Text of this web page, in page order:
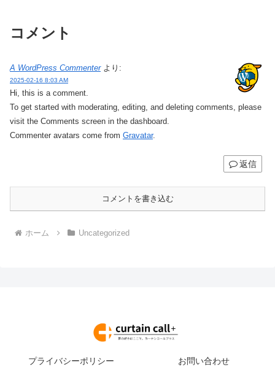
コメント
A WordPress Commenter より:
2025-02-16 8:03 AM
Hi, this is a comment.
To get started with moderating, editing, and deleting comments, please
visit the Comments screen in the dashboard.
Commenter avatars come from Gravatar.
返信
コメントを書き込む
ホーム Uncategorized
プライバシーポリシー お問い合わせ